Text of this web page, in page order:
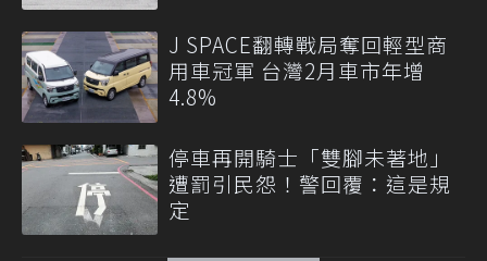
J SPACE翻轉戰局奪回輕型商
用車冠軍 台灣2月車市年增
4.8%
停車再開騎士「雙腳未著地」
遭罰引民怨！警回覆：這是規
定